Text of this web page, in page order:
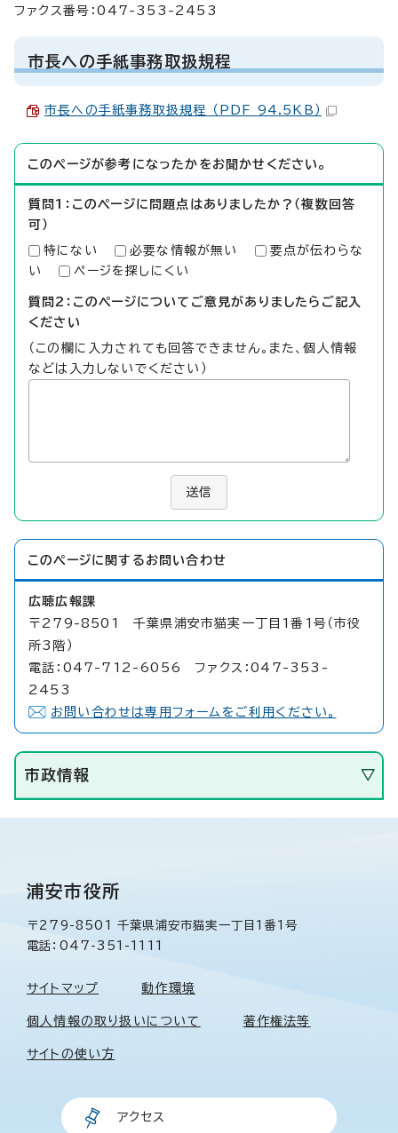
ファクス番号：047-353-2453
市長への手紙事務取扱規程
市長への手紙事務取扱規程 （PDF 94.5KB）
このページが参考になったかをお聞かせください。
質問1：このページに問題点はありましたか？（複数回答
可）
特にない 必要な情報が無い
要点が伝わらな
い
ページを探しにくい
質問2：このページについてご意見がありましたらご記入
ください
（この欄に入力されても回答できません。また、個人情報
などは入力しないでください）
送信
このページに関する お問い合わせ
広聴広報課
〒279-8501 千葉県浦安市猫実一丁目1番1号（市役
所3階）
電話：047-712-6056 ファクス：047-353-
2453
お問い合わせは専用フォームをご利用ください。
市政情報
浦安市役所
〒279-8501 千葉県浦安市猫実一丁目1番1号
電話：047-351-1111
サイトマップ 動作環境
個人情報の取り扱いについて 著作権法等
サイトの使い方
アクセス